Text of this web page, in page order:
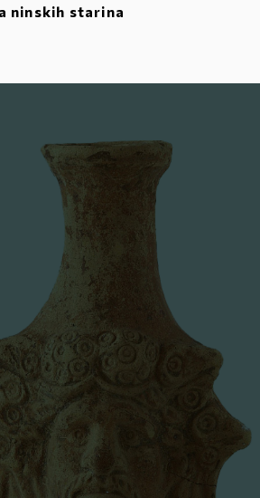
ninskih starina